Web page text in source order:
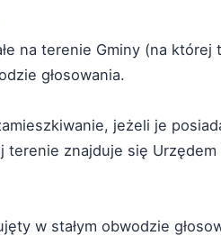
na terenie Gminy (na
głosowania.
jeżeli je
terenie znajduje się
w stałym obwodzie